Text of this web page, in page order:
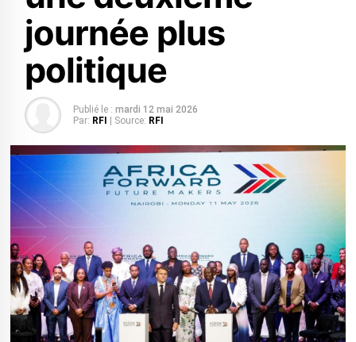
journée plus
politique
Publié le : mardi 12 mai 2026
Par: RFI | Source: RFI